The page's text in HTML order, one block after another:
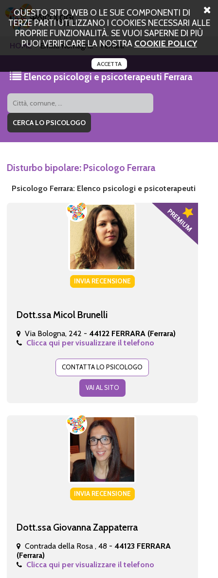
QUESTO SITO WEB O LE SUE COMPONENTI DI
TERZE PARTI UTILIZZANO I COOKIES NECESSARI ALLE
PROPRIE FUNZIONALITÀ. SE VUOI SAPERNE DI PIÙ
PUOI VERIFICARE LA NOSTRA COOKIE POLICY
ACCETTA
HOME Emilia Romagna Ferrara
Elenco psicologi e psicoterapeuti Ferrara
Disturbo bipolare: Psicologo Ferrara
Psicologo Ferrara: Elenco psicologi e psicoterapeuti
INVIA RECENSIONE
Dott.ssa Micol Brunelli
Via Bologna, 242 - 44122 FERRARA (Ferrara)
Clicca qui per visualizzare il telefono
CONTATTA LO PSICOLOGO
VAI AL SITO
INVIA RECENSIONE
Dott.ssa Giovanna Zappaterra
Contrada della Rosa , 48 - 44123 FERRARA
(Ferrara)
Clicca qui per visualizzare il telefono